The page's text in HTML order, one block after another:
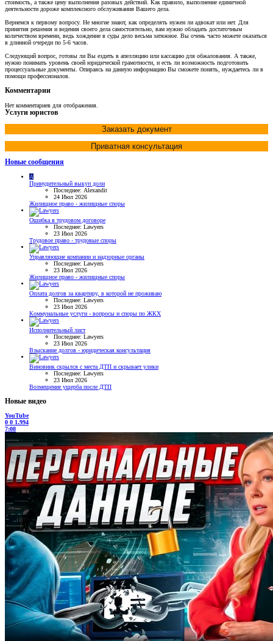
стоимость, а также цену выполнения разовых действий. Как правило, выполнение единичной
деятельности дороже комплексного обслуживания Вашего дела.
Вернемся к первому вопросу. Не многие знают, как определять нужен ли адвокат или нет. Для
принятия решения и ведения своего дела самостоятельно, вам нужно обладать достаточным
количеством времени, ведь хождение в суды дело весьма затяжное. Вы очень часто можете оказаться
в длинной очереди по 5-6 часов.
Следующий вопрос, готовы ли Вы ездить в апелляцию или кассацию для обжалования. А также,
нужно понимать уровень своей юридической грамотности, и есть ли возможность подготовить
процессуальные документы. Опираясь на данную информацию Вы сможете понять, нуждаетесь ли в
помощи профессионалов.
Комментарии
Нет комментариев для отображения.
Услуги юристов
Заказать документ
Приватная консультация
Новые сообщения
A
Принудительный выкуп доли
Последнее: Alexandit
24 Июл 2026
Жилищное право - жилищные споры
Ошибка в трудовом договоре
Последнее: Lawyers
23 Июл 2026
Трудовое право - трудовые споры
Управляющие компании и надзорные органы
Последнее: Lawyers
23 Июл 2026
Жилищное право - жилищные споры
Оплата долгов за квартиру, в которой не проживаю
Последнее: Lawyers
23 Июл 2026
Коммунальные услуги - вопросы и споры по ЖКХ
Исполнительный лист
Последнее: Lawyers
23 Июл 2026
Взыскание долгов - юридическая консультация
Виновник скрылся с места ДТП и скрывает улики
Последнее: Lawyers
23 Июл 2026
Возмещение ущерба после ДТП
Новые видео
YouTube
0 0 1.994
7:08